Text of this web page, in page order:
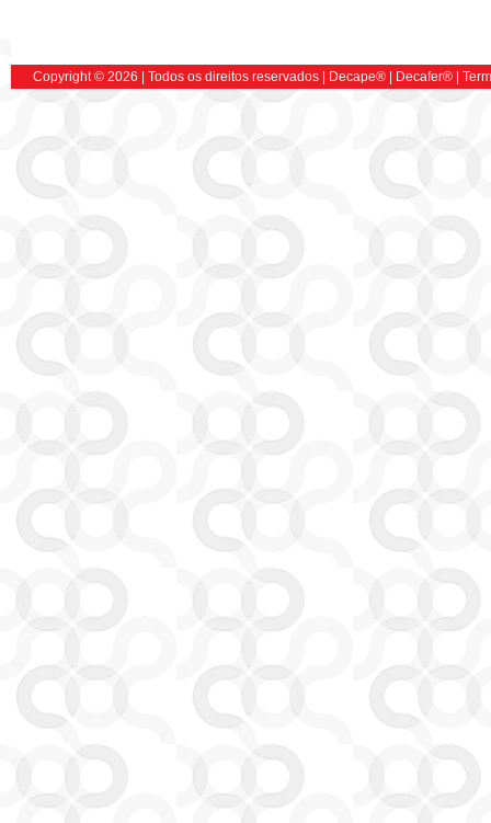
Copyright © 2026 | Todos os direitos reservados | Decape® | Decafer®